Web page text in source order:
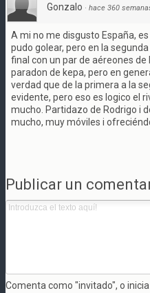
Gonzalo · hace 360
A mi no me disgusto España,
pudo golear, pero en la
final con un par de aéreones de
paradon de kepa, pero en
verdad que de la primera a la
evidente, pero eso es logico el
mucho. Partidazo de Rodrigo i
mucho, muy móviles i
Publicar un
Comenta como "invitado", o